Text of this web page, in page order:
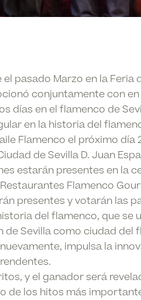
pasado Marzo en la Feria
conjuntamente con
días en el flamenco de
en la historia del
Flamenco el próximo día
de Sevilla D. Juan
estarán presentes en la
Flamenco
presentes y votarán las
del flamenco, que se
Sevilla como ciudad del
impulsa la
y el ganador será
de los hitos más